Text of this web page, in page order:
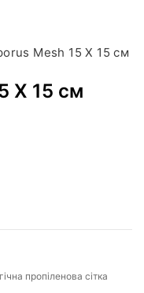
Mesh 15 X 15 cм
X 15 cм
пропіленова сітка